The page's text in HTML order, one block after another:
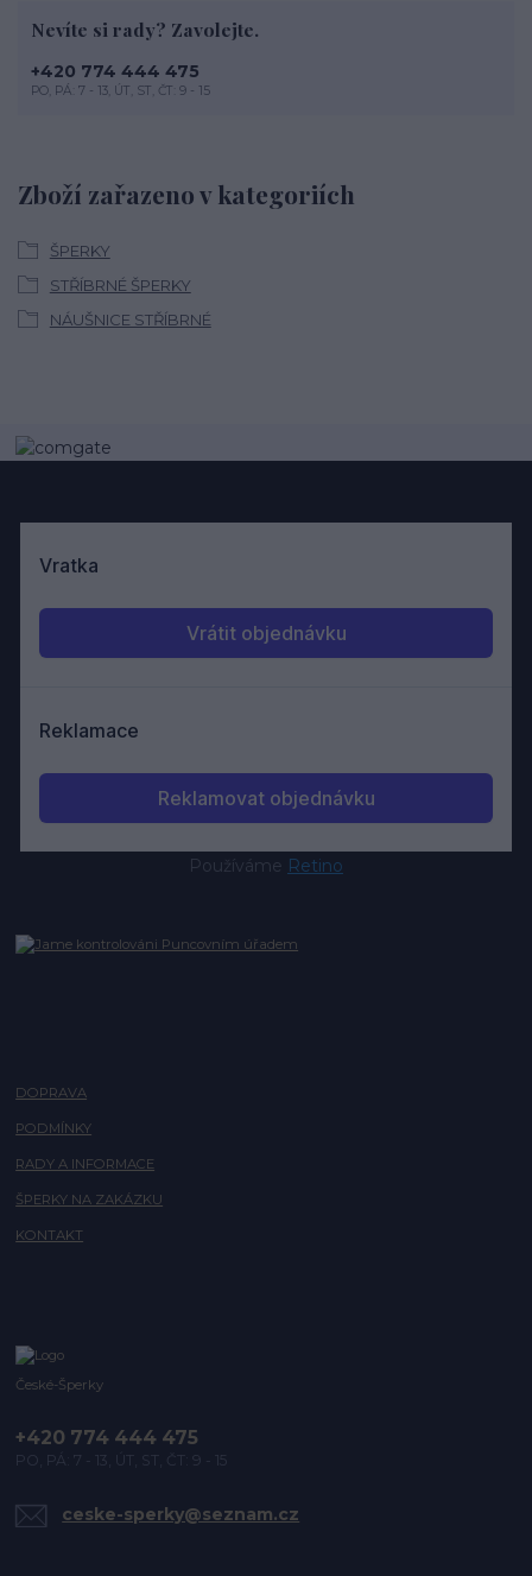
Zboží zařazeno v kategoriích
ŠPERKY
STŘÍBRNÉ ŠPERKY
NÁUŠNICE STŘÍBRNÉ
Nevíte si rady? Zavolejte.
+420 774 444 475
PO, PÁ: 7 - 13, ÚT, ST, ČT: 9 - 15
Používáme Retino
DOPRAVA
PODMÍNKY
RADY A INFORMACE
ŠPERKY NA ZAKÁZKU
KONTAKT
České-Šperky
+420 774 444 475
PO, PÁ: 7 - 13, ÚT, ST, ČT: 9 - 15
ceske-sperky@seznam.cz